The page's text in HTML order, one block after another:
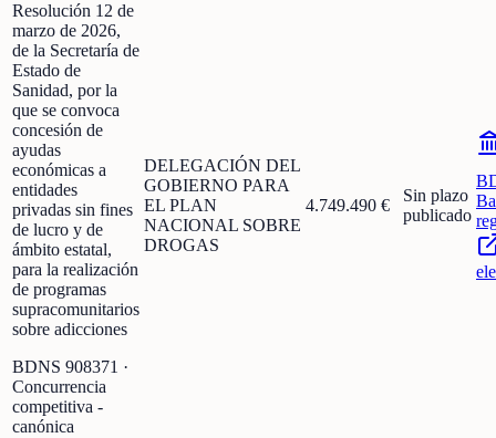
Resolución 12 de
marzo de 2026,
de la Secretaría de
Estado de
Sanidad, por la
que se convoca
concesión de
ayudas
económicas a
entidades
privadas sin fines
de lucro y de
ámbito estatal,
para la realización
de programas
supracomunitarios
sobre adicciones
BDNS 908371 ·
Concurrencia
competitiva -
canónica
DELEGACIÓN DEL
GOBIERNO PARA
EL PLAN
NACIONAL SOBRE
DROGAS
4.749.490 €
Sin plazo
publicado